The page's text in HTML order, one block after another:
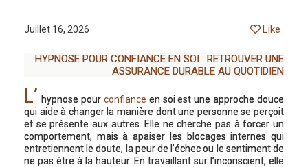
Juillet 16, 2026 Like
HYPNOSE POUR CONFIANCE EN SOI : RETROUVER UNE
ASSURANCE DURABLE AU QUOTIDIEN
L’ hypnose pour confiance en soi est une approche douce
qui aide à changer la manière dont une personne se perçoit
et se présente aux autres. Elle ne cherche pas à forcer un
comportement, mais à apaiser les blocages internes qui
entretiennent le doute, la peur de l’échec ou le sentiment de
ne pas être à la hauteur. En travaillant sur l’inconscient, elle